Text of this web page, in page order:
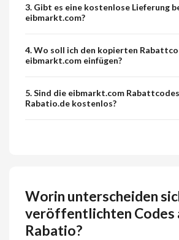
3. Gibt es eine kostenlose Lieferung
eibmarkt.com?
4. Wo soll ich den kopierten
eibmarkt.com einfügen?
5. Sind die eibmarkt.com
Rabatio.de kostenlos?
Worin unterscheiden
veröffentlichten Codes
Rabatio?